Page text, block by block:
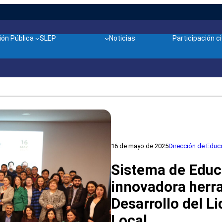
Pública SLEP Noticias Participación
16 de mayo de 2025Dirección de
Sistema de
innovadora
Desarrollo del